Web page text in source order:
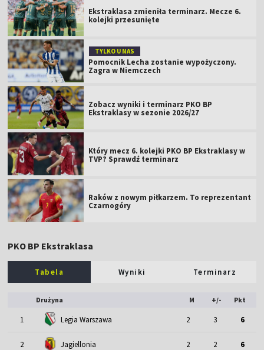
Ekstraklasa zmieniła terminarz. Mecze 6.
kolejki przesunięte
TYLKO U NAS
Pomocnik Lecha zostanie wypożyczony.
Zagra w Niemczech
Zobacz wyniki i terminarz PKO BP
Ekstraklasy w sezonie 2026/27
Który mecz 6. kolejki PKO BP Ekstraklasy w
TVP? Sprawdź terminarz
Raków z nowym piłkarzem. To reprezentant
Czarnogóry
PKO BP Ekstraklasa
Tabela Wyniki Terminarz
Drużyna M +/- Pkt
1 Legia Warszawa 2 3 6
2 Jagiellonia 2 2 6